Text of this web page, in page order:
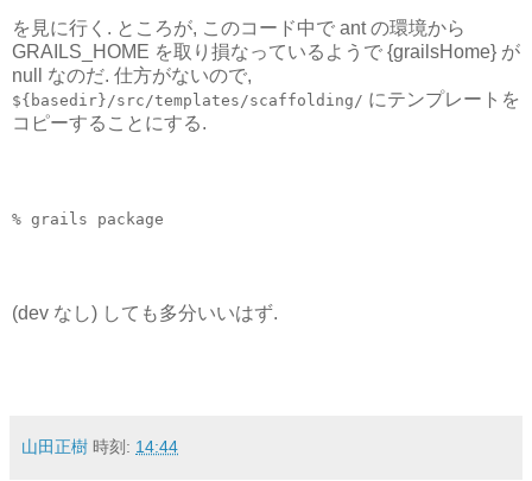
を見に行く. ところが, このコード中で ant の環境から
GRAILS_HOME を取り損なっているようで {grailsHome} が
null なのだ. 仕方がないので,
${basedir}/src/templates/scaffolding/ にテンプレートを
コピーすることにする.
% grails package
(dev なし) しても多分いいはず.
山田正樹 時刻: 14:44